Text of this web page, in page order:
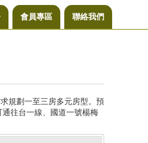
會員專區 聯絡我們
規劃一至三房多元房型。預
往台一線、國道一號楊梅